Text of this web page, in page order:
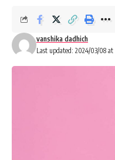
Last updated: 2024/03/08 at
vanshika dadhich